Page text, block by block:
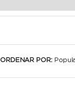
ORDENAR POR: